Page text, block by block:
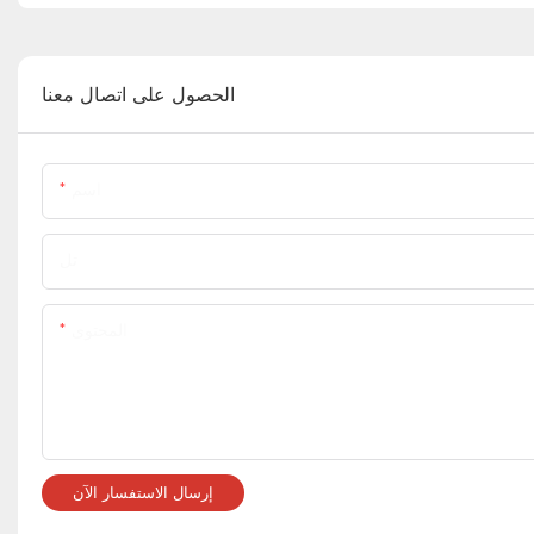
الحصول على اتصال معنا
إرسال الاستفسار الآن